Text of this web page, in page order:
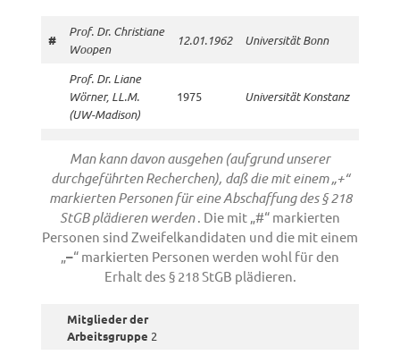
#
Prof. Dr. Christiane
Woopen
12.01.1962 Universität Bonn
Prof. Dr. Liane
Wörner, LL.M.
(UW-Madison)
1975 Universität Konstanz
Man kann davon ausgehen (aufgrund unserer
durchgeführten Recherchen), daß die mit einem „+“
markierten Personen für eine Abschaffung des § 218
StGB plädieren werden. Die mit „#“ markierten
Personen sind Zweifelkandidaten und die mit einem
„–“ markierten Personen werden wohl für den
Erhalt des § 218 StGB plädieren.
Mitglieder der
Arbeitsgruppe 2